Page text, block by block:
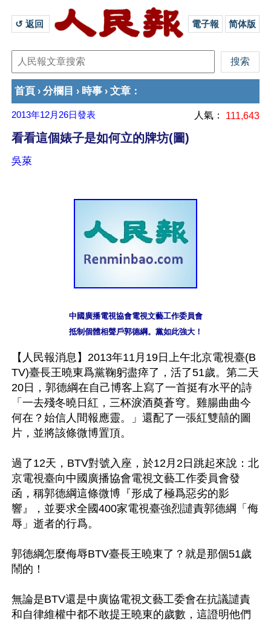
↺ 返回 電子報 简体版
首頁 › 分欄目 › 時事 › 文章 ：
2013年12月26日發表 人氣： 111,643
看看這個婊子是如何立的牌坊(圖)
吳萊
中國廣播電視協會電視文藝工作委員會
抵制個體相聲戶郭德綱。黨如此強大！
【人民報消息】2013年11月19日上午北京電視臺(B
TV)臺長王曉東爲黨鞠躬盡瘁了，活了51歲。第二天
20日，郭德綱在自己博客上寫了一首挺有水平的詩
「一去殘冬曉日紅，三杯淚酒奠蒼穹。雞腸曲曲今
何在？始信人間報應靈。」還配了一張紅雙囍的圖
片，並將該條微博置頂。
過了12天，BTV對號入座，於12月2日跳起來說：北
京電視臺向中國廣播協會電視文藝工作委員會發
函，稱郭德綱這條微博『形成了極爲惡劣的影
響』，並要求全國400家電視臺強烈譴責郭德綱「侮
辱」逝者的行爲。
郭德綱怎麼侮辱BTV臺長王曉東了？就是那個51歲
鬧的！
無論是BTV還是中廣協電視文藝工委會在抗議譴責
和自律維權中都不敢提王曉東的歲數，這證明他們